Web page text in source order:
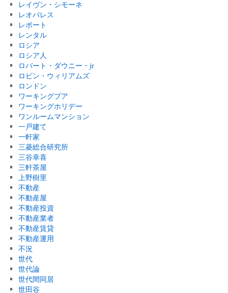
レイヴン・シモーネ
レオパレス
レポート
レンタル
ロシア
ロシア人
ロバート・ダウニー・jr
ロビン・ウィリアムズ
ロンドン
ワーキングプア
ワーキングホリデー
ワンルームマンション
一戸建て
一軒家
三菱総合研究所
三谷幸喜
三軒茶屋
上野樹里
不動産
不動産屋
不動産投資
不動産業者
不動産賃貸
不動産運用
不況
世代
世代論
世代間同居
世田谷